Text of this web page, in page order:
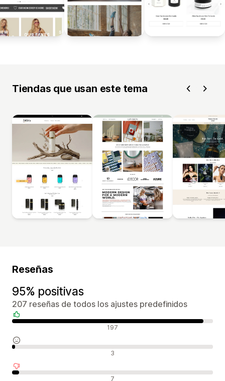
Tiendas que usan este tema
Reseñas
95% positivas
207 reseñas de todos los ajustes predefinidos
Reseñas positivas 197
Reseñas neutras 3
Reseñas negativas 7